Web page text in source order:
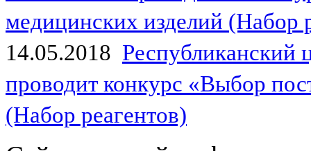
медицинских изделий (Набор
14.05.2018
проводит конкурс «Выбор
(Набор реагентов)